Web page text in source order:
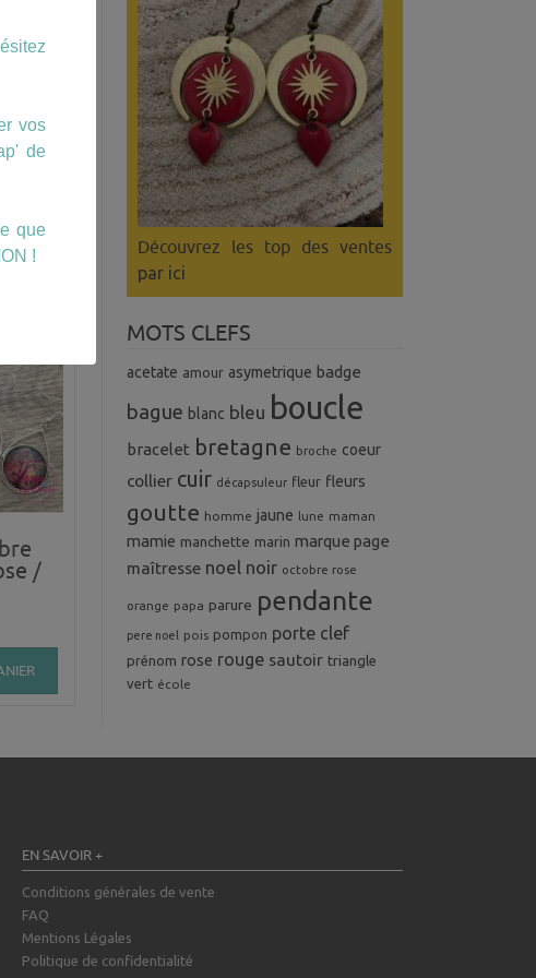
/
Découvrez les top des ventes
par ici
MOTS CLEFS
acetate amour asymetrique badge
bague blanc bleu boucle
bracelet bretagne broche coeur
collier cuir décapsuleur fleur fleurs
goutte homme jaune lune maman
mamie manchette marin marque page
maîtresse noel noir octobre rose
orange papa parure pendante
pere noel pois pompon porte clef
prénom rose rouge sautoir triangle
vert école
EN SAVOIR +
Conditions générales de vente
FAQ
Mentions Légales
Politique de confidentialité
vos
de
que
!